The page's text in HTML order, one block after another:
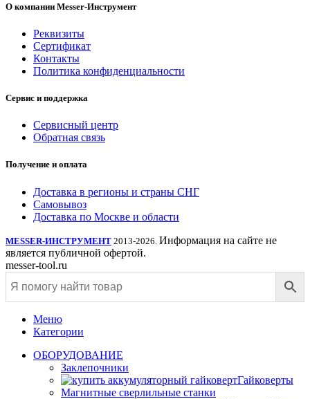
О компании Messer-Инструмент
Реквизиты
Сертификат
Контакты
Политика конфиденциальности
Сервис и поддержка
Сервисный центр
Обратная связь
Получение и оплата
Доставка в регионы и страны СНГ
Самовывоз
Доставка по Москве и области
MESSER-ИНСТРУМЕНТ 2013-2026. Информация на сайте не
является публичной офертой.
messer-tool.ru
Меню
Категории
ОБОРУДОВАНИЕ
Заклепочники
Гайковерты
Магнитные сверлильные станки